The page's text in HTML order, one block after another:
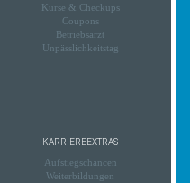
Kurse & Checkups
Coupons
Betriebsarzt
Unpässlichkeitstag
KARRIEREEXTRAS
Aufstiegschancen
Weiterbildungen